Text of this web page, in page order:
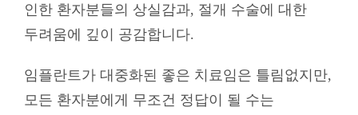
인한 환자분들의 상실감과, 절개 수술에 대한
두려움에 깊이 공감합니다.
임플란트가 대중화된 좋은 치료임은 틀림없지만,
모든 환자분에게 무조건 정답이 될 수는